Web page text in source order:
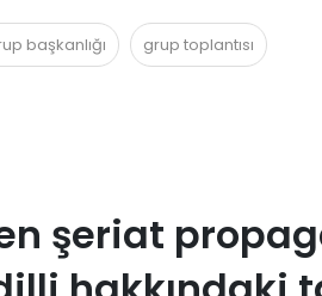
başkanlığı grup toplantısı
şeriat